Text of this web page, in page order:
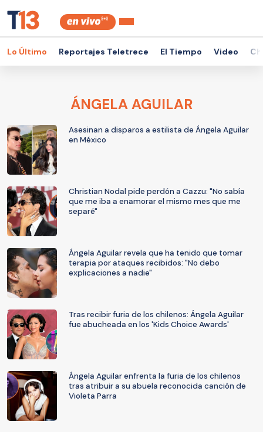
Lo Último Reportajes Teletrece El Tiempo Video
ÁNGELA AGUILAR
Asesinan a disparos a estilista de Ángela Aguilar
en México
Christian Nodal pide perdón a Cazzu: "No sabía
que me iba a enamorar el mismo mes que me
separé"
Ángela Aguilar revela que ha tenido que tomar
terapia por ataques recibidos: "No debo
explicaciones a nadie"
Tras recibir furia de los chilenos: Ángela Aguilar
fue abucheada en los 'Kids Choice Awards'
Ángela Aguilar enfrenta la furia de los chilenos
tras atribuir a su abuela reconocida canción de
Violeta Parra